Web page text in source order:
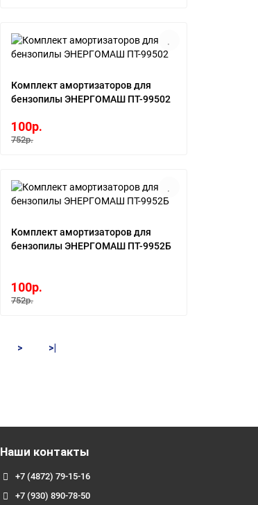
Комплект амортизаторов для
бензопилы ЭНЕРГОМАШ ПТ-99502
100р.
752р.
Комплект амортизаторов для
бензопилы ЭНЕРГОМАШ ПТ-9952Б
100р.
752р.
> >|
Наши контакты
+7 (4872) 79-15-16
+7 (930) 890-78-50